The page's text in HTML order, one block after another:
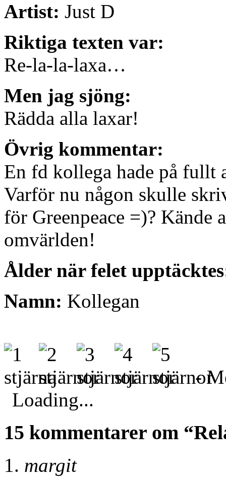
Artist: Just D
Riktiga texten var:
Re-la-la-laxa…
Men jag sjöng:
Rädda alla laxar!
Övrig kommentar:
En fd kollega hade på fullt
Varför nu någon skulle
för Greenpeace =)? Kände
omvärlden!
Ålder när felet
Namn: Kollegan
-
Loading...
15 kommentarer om
margit